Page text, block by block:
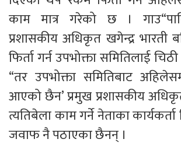
काम मात्र गरेको छ ।
प्रशासकीय अधिकृत खगेन्द्र भारती
फिर्ता गर्न उपभोक्ता समितिलाई
“तर उपभोक्ता समितिबाट
आएको छैन’ प्रमुख प्रशासकीय
त्यतिबेला काम गर्ने नेताका
जवाफ नै पठाएका छैनन् ।